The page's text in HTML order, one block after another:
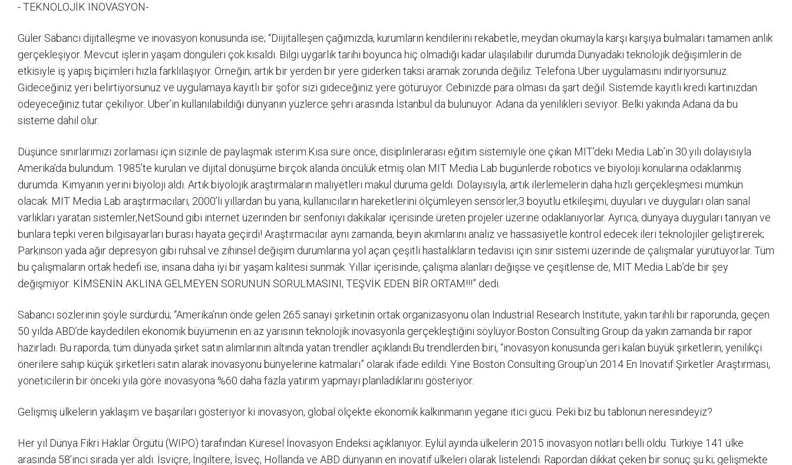
- TEKNOLOJİK INOVASYON-
Güler Sabancı dijitalleşme ve inovasyon konusunda ise; “Diijitalleşen çağımızda, kurumların kendilerini rekabetle, meydan okumayla karşı karşıya bulmaları tamamen anlık
gerçekleşiyor. Mevcut işlerin yaşam döngüleri çok kısaldı. Bilgi uygarlık tarihi boyunca hiç olmadığı kadar ulaşılabilir durumda.Dünyadaki teknolojik değişimlerin de
etkisiyle iş yapış biçimleri hızla farklılaşıyor. Örneğin; artık bir yerden bir yere giderken taksi aramak zorunda değiliz. Telefona Uber uygulamasını indiriyorsunuz.
Gideceğiniz yeri belirtiyorsunuz ve uygulamaya kayıtlı bir şoför sizi gideceğiniz yere götürüyor. Cebinizde para olması da şart değil. Sistemde kayıtlı kredi kartınızdan
ödeyeceğiniz tutar çekiliyor. Uber’in kullanılabildiği dünyanın yüzlerce şehri arasında İstanbul da bulunuyor. Adana da yenilikleri seviyor. Belki yakında Adana da bu
sisteme dahil olur.
Düşünce sınırlarımızı zorlaması için sizinle de paylaşmak isterim.Kısa süre önce, disiplinlerarası eğitim sistemiyle öne çıkan MIT’deki Media Lab’in 30.yılı dolayısıyla
Amerika’da bulundum. 1985’te kurulan ve dijital dönüşüme birçok alanda öncülük etmiş olan MIT Media Lab bugünlerde robotics ve biyoloji konularına odaklanmış
durumda. Kimyanın yerini biyoloji aldı. Artık biyolojik araştırmaların maliyetleri makul duruma geldi. Dolayısıyla, artık ilerlemelerin daha hızlı gerçekleşmesi mümkün
olacak. MIT Media Lab araştırmacıları, 2000’li yıllardan bu yana, kullanıcıların hareketlerini ölçümleyen sensörler,3 boyutlu etkileşimi, duyuları ve duyguları olan sanal
varlıkları yaratan sistemler,NetSound gibi internet üzerinden bir senfoniyi dakikalar içerisinde üreten projeler üzerine odaklanıyorlar. Ayrıca, dünyaya duyguları tanıyan ve
bunlara tepki veren bilgisayarları burası hayata geçirdi! Araştırmacılar aynı zamanda, beyin akımlarını analiz ve hassasiyetle kontrol edecek ileri teknolojiler geliştirerek;
Parkinson yada ağır depresyon gibi ruhsal ve zihinsel değişim durumlarına yol açan çeşitli hastalıkların tedavisi için sinir sistemi üzerinde de çalışmalar yürütüyorlar. Tüm
bu çalışmaların ortak hedefi ise, insana daha iyi bir yaşam kalitesi sunmak. Yıllar içerisinde, çalışma alanları değişse ve çeşitlense de, MIT Media Lab’de bir şey
değişmiyor: KİMSENİN AKLINA GELMEYEN SORUNUN SORULMASINI, TEŞVİK EDEN BİR ORTAM!!!” dedi.
Sabancı sözlerinin şöyle sürdürdü; “Amerika’nın önde gelen 265 sanayi şirketinin ortak organizasyonu olan Industrial Research Institute, yakın tarihli bir raporunda, geçen
50 yılda ABD’de kaydedilen ekonomik büyümenin en az yarısının teknolojik inovasyonla gerçekleştiğini söylüyor.Boston Consulting Group da yakın zamanda bir rapor
hazırladı. Bu raporda; tüm dünyada şirket satın alımlarının altında yatan trendler açıklandı.Bu trendlerden biri, “inovasyon konusunda geri kalan büyük şirketlerin, yenilikçi
önerilere sahip küçük şirketleri satın alarak inovasyonu bünyelerine katmaları” olarak ifade edildi. Yine Boston Consulting Group’un 2014 En Inovatif Şirketler Araştırması,
yöneticilerin bir önceki yıla göre inovasyona %60 daha fazla yatırım yapmayı planladıklarını gösteriyor.
Gelişmiş ülkelerin yaklaşım ve başarıları gösteriyor ki inovasyon, global ölçekte ekonomik kalkınmanın yegane itici gücü. Peki biz bu tablonun neresindeyiz?
Her yıl Dünya Fikri Haklar Örgütü (WIPO) tarafından Küresel İnovasyon Endeksi açıklanıyor. Eylül ayında ülkelerin 2015 inovasyon notları belli oldu. Türkiye 141 ülke
arasında 58’inci sırada yer aldı. İsviçre, İngiltere, İsveç, Hollanda ve ABD dünyanın en inovatif ülkeleri olarak listelendi. Rapordan dikkat çeken bir sonuç şu ki; gelişmekte